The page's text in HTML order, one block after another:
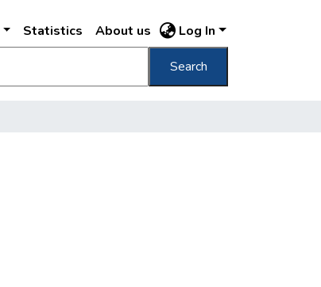
Statistics About us Log In
Search